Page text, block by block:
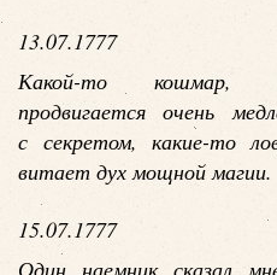
13.07.1777
Какой-то кошмар,
продвигается очень
с секретом, какие-то
витает дух мощной магии.
15.07.1777
Один наемник сказал